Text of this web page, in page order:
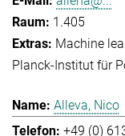
1.405
Machine
Planck-Institut für
Alleva, Nico
+49 (0)